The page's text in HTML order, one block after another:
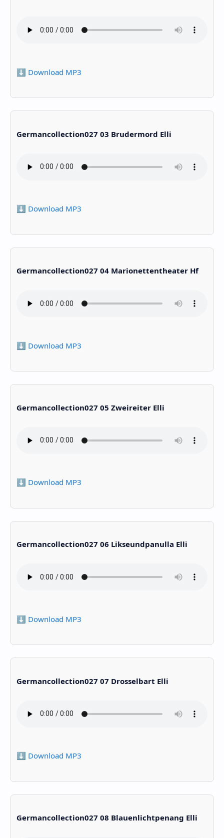
⬇️ Download MP3
Germancollection027 03 Brudermord Elli
⬇️ Download MP3
Germancollection027 04 Marionettentheater Hf
⬇️ Download MP3
Germancollection027 05 Zweireiter Elli
⬇️ Download MP3
Germancollection027 06 Likseundpanulla Elli
⬇️ Download MP3
Germancollection027 07 Drosselbart Elli
⬇️ Download MP3
Germancollection027 08 Blauenlichtpenang Elli